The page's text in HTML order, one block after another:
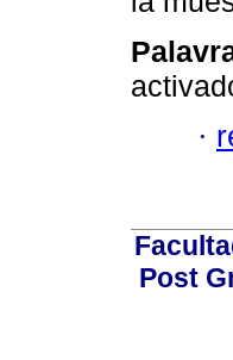
·
Post